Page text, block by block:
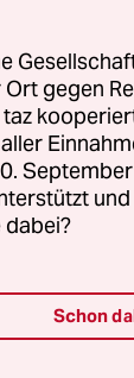
Das
Technik
die Sinn
zu denen
gegen
dabei?
Schon